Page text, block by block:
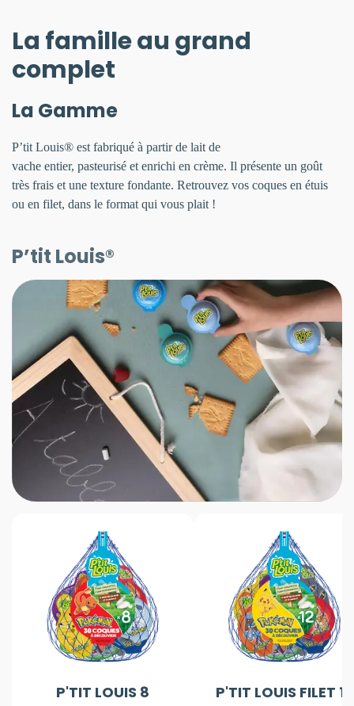
La famille au grand
complet
La Gamme
P’tit Louis® est fabriqué à partir de lait de
vache entier, pasteurisé et enrichi en crème. Il présente un goût
très frais et une texture fondante. Retrouvez vos coques en étuis
ou en filet, dans le format qui vous plait !
P’tit Louis®
P'TIT LOUIS 8
P'TIT LOUIS FILET 12